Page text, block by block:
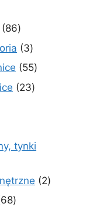
8686
produktów
33
produkty
5555
produktów
2323
tynki
22
6868